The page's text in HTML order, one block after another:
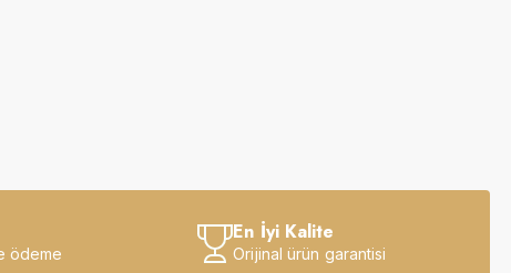
ödeme
En İyi Kalite
Orijinal ürün garantisi